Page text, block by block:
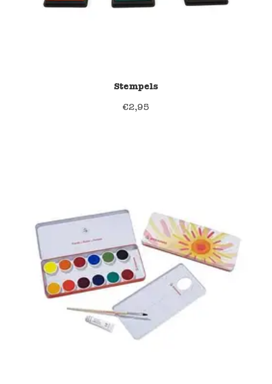
Stempels
€2,95